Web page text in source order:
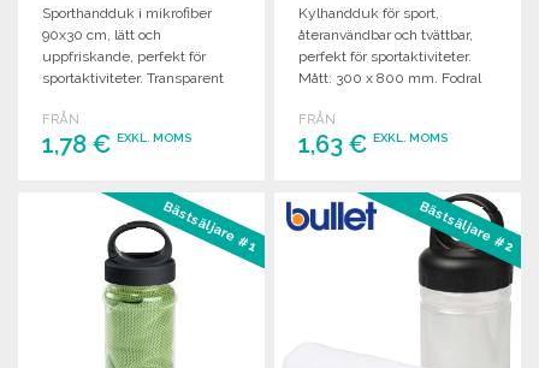
Sporthandduk i mikrofiber
90x30 cm, lätt och
uppfriskande, perfekt för
sportaktiviteter. Transparent
FRÅN
1,78 € EXKL. MOMS
BESTÄLL
Begär offert
Kylhandduk för sport,
återanvändbar och tvättbar,
perfekt för sportaktiviteter.
Mått: 300 x 800 mm. Fodral
FRÅN
1,63 €EXKL. MOMS
BESTÄLL
Begär offert
Bästsäljare #1 Bästsäljare #2